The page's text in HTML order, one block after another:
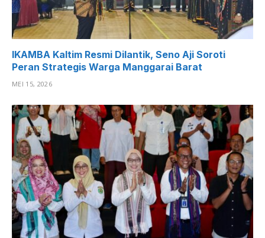
IKAMBA Kaltim Resmi Dilantik, Seno Aji Soroti
Peran Strategis Warga Manggarai Barat
MEI 15, 2026